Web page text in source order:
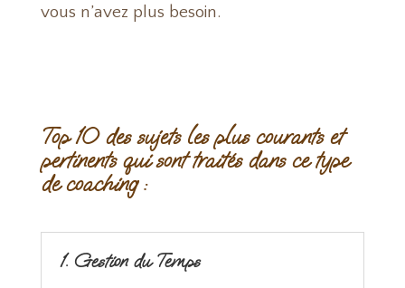
vous n’avez plus besoin.
Top 10 des sujets les plus courants et
pertinents qui sont traités dans ce type
de coaching :
1. Gestion du Temps